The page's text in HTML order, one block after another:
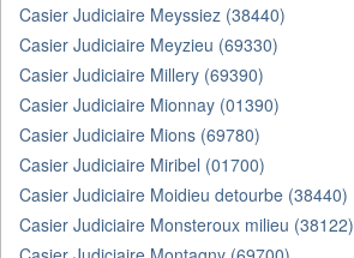
Casier Judiciaire Meyssiez (38440)
Casier Judiciaire Meyzieu (69330)
Casier Judiciaire Millery (69390)
Casier Judiciaire Mionnay (01390)
Casier Judiciaire Mions (69780)
Casier Judiciaire Miribel (01700)
Casier Judiciaire Moidieu detourbe (38440)
Casier Judiciaire Monsteroux milieu (38122)